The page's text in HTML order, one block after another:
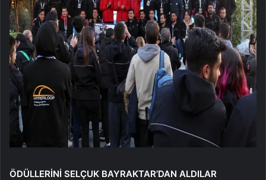
ÖDÜLLERİNİ SELÇUK BAYRAKTAR’DAN ALDILAR